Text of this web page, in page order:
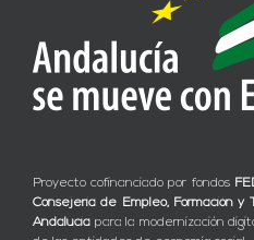
Proyecto cofinanciado por fondos
Consejería de Empleo, Formación y
Andalucía para la modernización